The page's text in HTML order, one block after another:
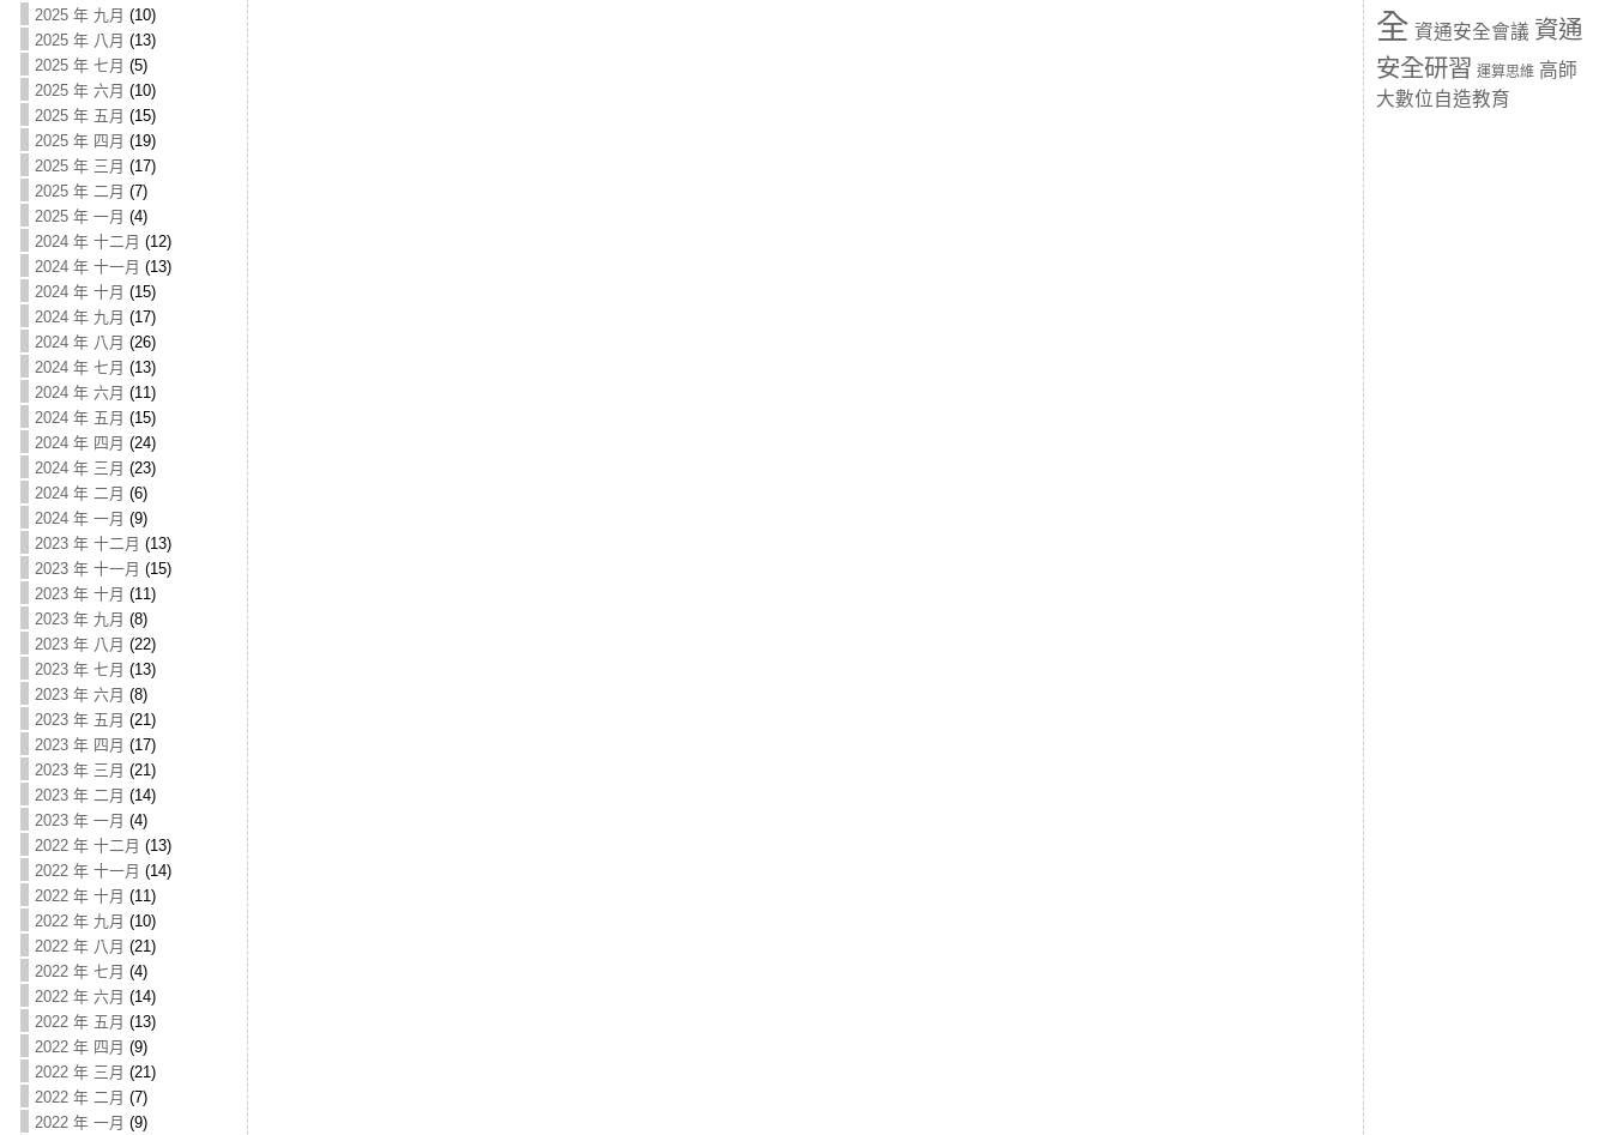
2025 年 九月 (10)
2025 年 八月 (13)
2025 年 七月 (5)
2025 年 六月 (10)
2025 年 五月 (15)
2025 年 四月 (19)
2025 年 三月 (17)
2025 年 二月 (7)
2025 年 一月 (4)
2024 年 十二月 (12)
2024 年 十一月 (13)
2024 年 十月 (15)
2024 年 九月 (17)
2024 年 八月 (26)
2024 年 七月 (13)
2024 年 六月 (11)
2024 年 五月 (15)
2024 年 四月 (24)
2024 年 三月 (23)
2024 年 二月 (6)
2024 年 一月 (9)
2023 年 十二月 (13)
2023 年 十一月 (15)
2023 年 十月 (11)
2023 年 九月 (8)
2023 年 八月 (22)
2023 年 七月 (13)
2023 年 六月 (8)
2023 年 五月 (21)
2023 年 四月 (17)
2023 年 三月 (21)
2023 年 二月 (14)
2023 年 一月 (4)
2022 年 十二月 (13)
2022 年 十一月 (14)
2022 年 十月 (11)
2022 年 九月 (10)
2022 年 八月 (21)
2022 年 七月 (4)
2022 年 六月 (14)
2022 年 五月 (13)
2022 年 四月 (9)
2022 年 三月 (21)
2022 年 二月 (7)
2022 年 一月 (9)
全 資通安全會議 資通
安全研習 運算思維 高師
大數位自造教育